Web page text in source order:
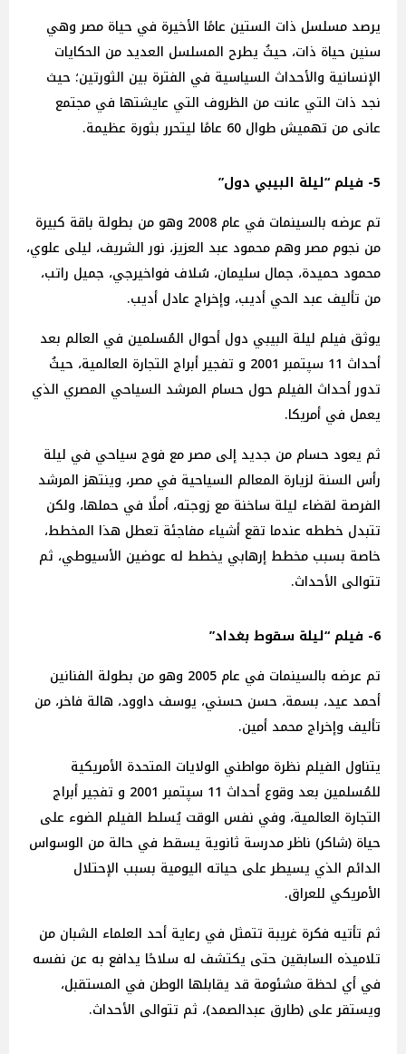
يرصد مسلسل ذات الستين عامًا الأخيرة في حياة مصر وهي
سنين حياة ذات، حيثُ يطرح المسلسل العديد من الحكايات
الإنسانية والأحداث السياسية في الفترة بين الثورتين؛ حيث
نجد ذات التي عانت من الظروف التي عايشتها في مجتمع
عانى من تهميش طوال 60 عامًا ليتحرر بثورة عظيمة.
5- فيلم “ليلة البيبي دول”
تم عرضه بالسينمات في عام 2008 وهو من بطولة باقة كبيرة
من نجوم مصر وهم محمود عبد العزيز، نور الشريف، ليلى علوي،
محمود حميدة، جمال سليمان، سُلاف فواخيرجي، جميل راتب،
من تأليف عبد الحي أديب، وإخراج عادل أديب.
يوثق فيلم ليلة البيبي دول أحوال المُسلمين في العالم بعد
أحداث 11 سپتمبر 2001 و تفجير أبراج التجارة العالمية، حيثُ
تدور أحداث الفيلم حول حسام المرشد السياحي المصري الذي
يعمل في أمريكا.
ثم يعود حسام من جديد إلى مصر مع فوج سياحي في ليلة
رأس السنة لزيارة المعالم السياحية في مصر، وينتهز المرشد
الفرصة لقضاء ليلة ساخنة مع زوجته، أملًا في حملها، ولكن
تتبدل خططه عندما تقع أشياء مفاجئة تعطل هذا المخطط،
خاصة بسبب مخطط إرهابي يخطط له عوضين اﻷسيوطي، ثم
تتوالى الأحداث.
6- فيلم “ليلة سقوط بغداد”
تم عرضه بالسينمات في عام 2005 وهو من بطولة الفنانين
أحمد عيد، بسمة، حسن حسني، يوسف داوود، هالة فاخر، من
تأليف وإخراج محمد أمين.
يتناول الفيلم نظرة مواطني الولايات المتحدة الأمريكية
للمُسلمين بعد وقوع أحداث 11 سپتمبر 2001 و تفجير أبراج
التجارة العالمية، وفي نفس الوقت يُسلط الفيلم الضوء على
حياة (شاكر) ناظر مدرسة ثانوية يسقط في حالة من الوسواس
الدائم الذي يسيطر على حياته اليومية بسبب الإحتلال
اﻷمريكي للعراق.
ثم تأتيه فكرة غريبة تتمثل في رعاية أحد العلماء الشبان من
تلاميذه السابقين حتى يكتشف له سلاحًا يدافع به عن نفسه
في أي لحظة مشئومة قد يقابلها الوطن في المستقبل،
ويستقر على (طارق عبدالصمد)، ثم تتوالى الأحداث.